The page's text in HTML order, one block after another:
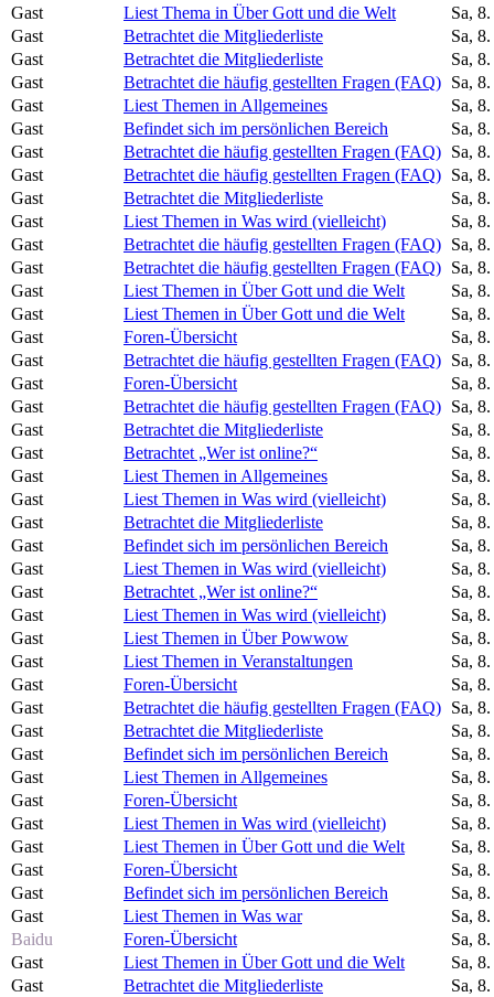
Gast
Liest Thema in Über Gott und die Welt
Sa,
Gast
Betrachtet die Mitgliederliste
Sa,
Gast
Betrachtet die Mitgliederliste
Sa,
Gast
Betrachtet die häufig gestellten Fragen (FAQ) Sa,
Gast
Liest Themen in Allgemeines
Sa,
Gast
Befindet sich im persönlichen Bereich
Sa,
Gast
Betrachtet die häufig gestellten Fragen (FAQ) Sa,
Gast
Betrachtet die häufig gestellten Fragen (FAQ) Sa,
Gast
Betrachtet die Mitgliederliste
Sa,
Gast
Liest Themen in Was wird (vielleicht)
Sa,
Gast
Betrachtet die häufig gestellten Fragen (FAQ) Sa,
Gast
Betrachtet die häufig gestellten Fragen (FAQ) Sa,
Gast
Liest Themen in Über Gott und die Welt
Sa,
Gast
Liest Themen in Über Gott und die Welt
Sa,
Gast
Foren-Übersicht
Sa,
Gast
Betrachtet die häufig gestellten Fragen (FAQ) Sa,
Gast
Foren-Übersicht
Sa,
Gast
Betrachtet die häufig gestellten Fragen (FAQ) Sa,
Gast
Betrachtet die Mitgliederliste
Sa,
Gast
Betrachtet „Wer ist online?“
Sa,
Gast
Liest Themen in Allgemeines
Sa,
Gast
Liest Themen in Was wird (vielleicht)
Sa,
Gast
Betrachtet die Mitgliederliste
Sa,
Gast
Befindet sich im persönlichen Bereich
Sa,
Gast
Liest Themen in Was wird (vielleicht)
Sa,
Gast
Betrachtet „Wer ist online?“
Sa,
Gast
Liest Themen in Was wird (vielleicht)
Sa,
Gast
Liest Themen in Über Powwow
Sa,
Gast
Liest Themen in Veranstaltungen
Sa,
Gast
Foren-Übersicht
Sa,
Gast
Betrachtet die häufig gestellten Fragen (FAQ) Sa,
Gast
Betrachtet die Mitgliederliste
Sa,
Gast
Befindet sich im persönlichen Bereich
Sa,
Gast
Liest Themen in Allgemeines
Sa,
Gast
Foren-Übersicht
Sa,
Gast
Liest Themen in Was wird (vielleicht)
Sa,
Gast
Liest Themen in Über Gott und die Welt
Sa,
Gast
Foren-Übersicht
Sa,
Gast
Befindet sich im persönlichen Bereich
Sa,
Gast
Liest Themen in Was war
Sa,
Baidu
Foren-Übersicht
Sa,
Gast
Liest Themen in Über Gott und die Welt
Sa,
Gast
Betrachtet die Mitgliederliste
Sa,